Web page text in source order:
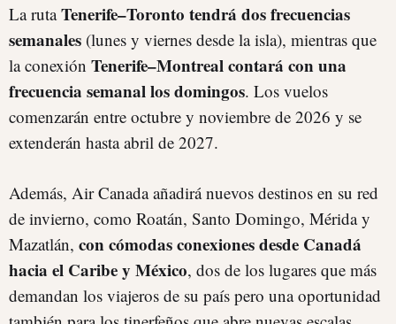
La rutaTenerife–Toronto tendrá dos frecuencias
semanales (lunes y viernes desde la isla), mientras que
la conexión Tenerife–Montreal contará con una
frecuencia semanal los domingos. Los vuelos
comenzarán entre octubre y noviembre de 2026 y se
extenderán hasta abril de 2027.
Además, Air Canada añadirá nuevos destinos en su red
de invierno, como Roatán, Santo Domingo, Mérida y
Mazatlán, con cómodas conexiones desde Canadá
hacia el Caribe y México, dos de los lugares que más
demandan los viajeros de su país pero una oportunidad